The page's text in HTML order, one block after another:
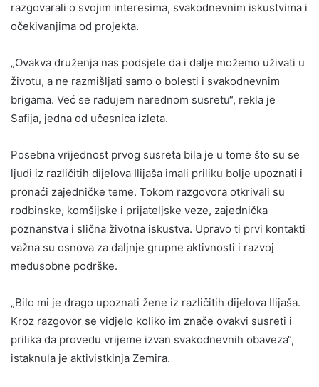
razgovarali o svojim interesima, svakodnevnim iskustvima i
očekivanjima od projekta.
„Ovakva druženja nas podsjete da i dalje možemo uživati u
životu, a ne razmišljati samo o bolesti i svakodnevnim
brigama. Već se radujem narednom susretu“, rekla je
Safija, jedna od učesnica izleta.
Posebna vrijednost prvog susreta bila je u tome što su se
ljudi iz različitih dijelova Ilijaša imali priliku bolje upoznati i
pronaći zajedničke teme. Tokom razgovora otkrivali su
rodbinske, komšijske i prijateljske veze, zajednička
poznanstva i slična životna iskustva. Upravo ti prvi kontakti
važna su osnova za daljnje grupne aktivnosti i razvoj
međusobne podrške.
„Bilo mi je drago upoznati žene iz različitih dijelova Ilijaša.
Kroz razgovor se vidjelo koliko im znače ovakvi susreti i
prilika da provedu vrijeme izvan svakodnevnih obaveza“,
istaknula je aktivistkinja Zemira.